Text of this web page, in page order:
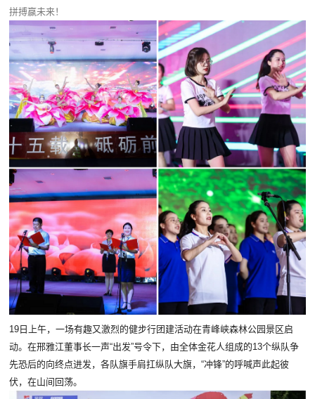
拼搏赢未来！
19日上午，一场有趣又激烈的健步行团建活动在青峰峡森林公园景区启
动。在邢雅江董事长一声“出发”号令下，由全体金花人组成的13个纵队争
先恐后的向终点进发，各队旗手肩扛纵队大旗，“冲锋”的呼喊声此起彼
伏，在山间回荡。